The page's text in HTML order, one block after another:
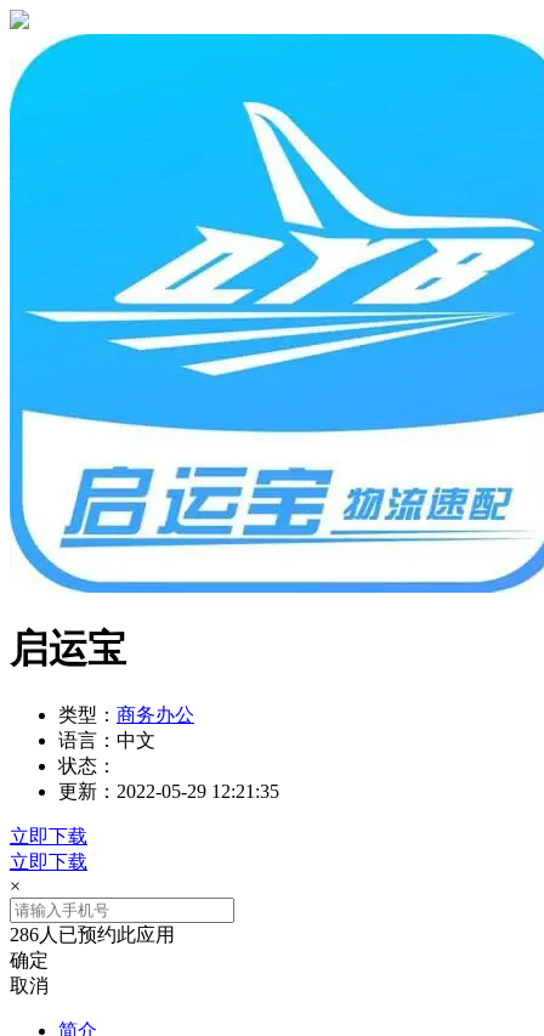
启运宝
类型： 商务办公
语言： 中文
状态：
更新： 2022-05-29 12:21:35
立即下载
立即下载
×
286人已预约此应用
确定
取消
简介